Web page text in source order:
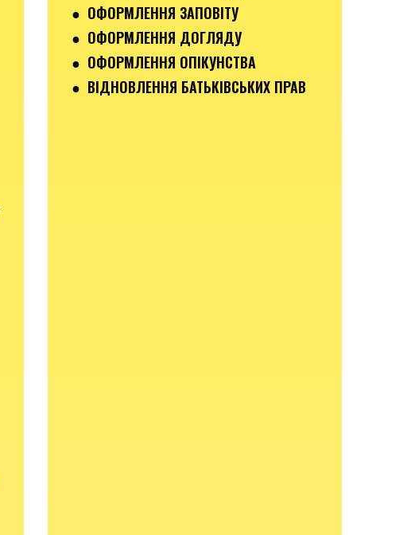
● ОФОРМЛЕННЯ ЗАПОВІТУ
● ОФОРМЛЕННЯ ДОГЛЯДУ
● ОФОРМЛЕННЯ ОПІКУНСТВА
● ВІДНОВЛЕННЯ БАТЬКІВСЬКИХ ПРАВ